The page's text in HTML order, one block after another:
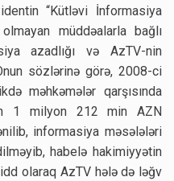
“Kütləvi İnformasiya
müddəalarla bağlı
azadlığı və AzTV-nin
sözlərinə görə, 2008-ci
məhkəmələr qarşısında
1 milyon 212 min AZN
informasiya məsələləri
habelə hakimiyyətin
olaraq AzTV hələ də ləğv